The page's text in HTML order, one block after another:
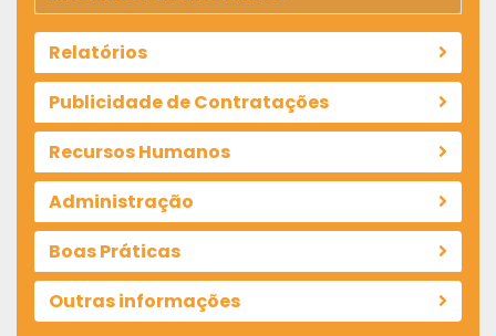
Relatórios
Publicidade de Contratações
Recursos Humanos
Administração
Boas Práticas
Outras informações